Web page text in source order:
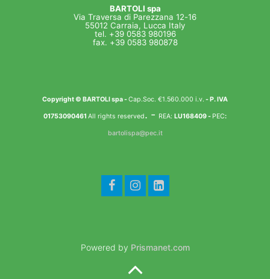
BARTOLI spa
Via Traversa di Parezzana 12-16
55012 Carraia, Lucca Italy
tel. +39 0583 980196
fax. +39 0583 980878
Copyright © BARTOLI spa-Cap.Soc. €1.560.000 i.v. - P. IVA
01753090461 All rights reserved. - REA: LU168409 - PEC:
bartolispa@pec.it
Powered by Prismanet.com